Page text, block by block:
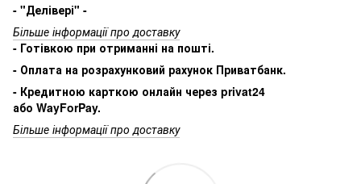
- "Делівері" -
Більше інформації про доставку
- Готівкою при отриманні на пошті.
- Оплата на розрахунковий рахунок Приватбанк.
- Кредитною карткою онлайн через privat24
або WayForPay.
Більше інформації про доставку